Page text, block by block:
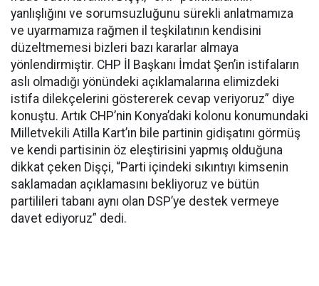
yanlışlığını ve sorumsuzluğunu sürekli anlatmamıza
ve uyarmamıza rağmen il teşkilatının kendisini
düzeltmemesi bizleri bazı kararlar almaya
yönlendirmiştir. CHP İl Başkanı İmdat Şen’in istifaların
aslı olmadığı yönündeki açıklamalarına elimizdeki
istifa dilekçelerini göstererek cevap veriyoruz” diye
konuştu. Artık CHP’nin Konya’daki kolonu konumundaki
Milletvekili Atilla Kart’ın bile partinin gidişatını görmüş
ve kendi partisinin öz eleştirisini yapmış olduğuna
dikkat çeken Dişçi, “Parti içindeki sıkıntıyı kimsenin
saklamadan açıklamasını bekliyoruz ve bütün
partilileri tabanı aynı olan DSP’ye destek vermeye
davet ediyoruz” dedi.